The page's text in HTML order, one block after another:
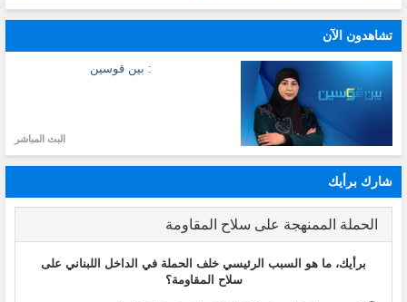
تشاهدون الآن
: بين قوسين
البث المباشر
شارك برأيك
الحملة الممنهجة على سلاح المقاومة
برأيك، ما هو السبب الرئيسي خلف الحملة في الداخل اللبناني على
سلاح المقاومة؟